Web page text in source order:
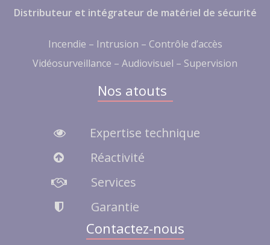
Distributeur et intégrateur de matériel de sécurité
Incendie – Intrusion – Contrôle d’accès
Vidéosurveillance – Audiovisuel – Supervision
Nos atouts
Expertise technique
Réactivité
Services
Garantie
Contactez-nous